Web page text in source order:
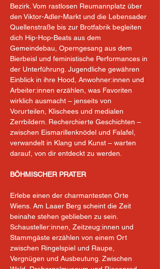
Bezirk. Vom rastlosen Reumannplatz über
den Viktor-Adler-Markt und die Lebensader
Quellenstraße bis zur Brotfabrik begleiten
dich Hip-Hop-Beats aus dem
Gemeindebau, Operngesang aus dem
Bierbeisl und feministische Performances in
der Unterführung. Jugendliche gewähren
Einblick in ihre Hood, Anwohner:innen und
Arbeiter:innen erzählen, was Favoriten
wirklich ausmacht – jenseits von
Vorurteilen, Klischees und medialen
Zerrbildern. Recherchierte Geschichten –
zwischen Eismarillenknödel und Falafel,
verwandelt in Klang und Kunst – warten
darauf, von dir entdeckt zu werden.
BÖHMISCHER PRATER
Erlebe einen der charmantesten Orte
Wiens. Am Laaer Berg scheint die Zeit
beinahe stehen geblieben zu sein.
Schausteller:innen, Zeitzeug:innen und
Stammgäste erzählen von einem Ort
zwischen Ringelspiel und Raupe,
Vergnügen und Ausbeutung. Zwischen